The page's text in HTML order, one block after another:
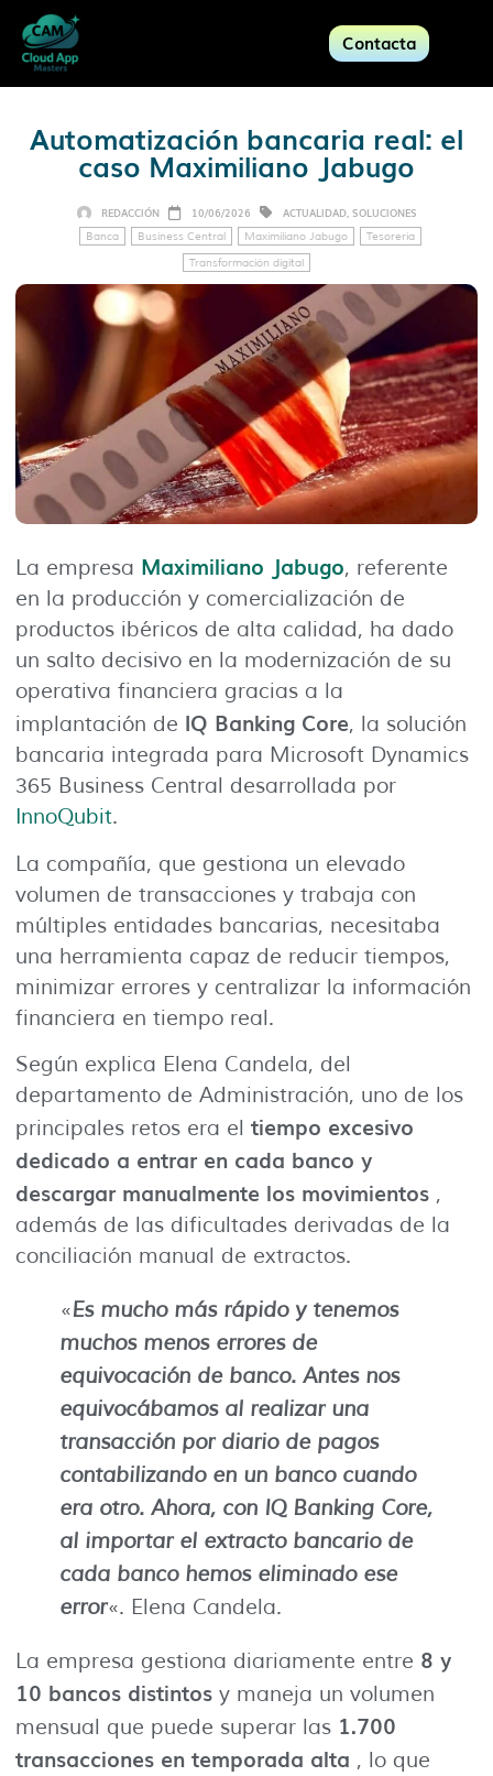
Contacta
Automatización bancaria real: el
caso Maximiliano Jabugo
REDACCIÓN 10/06/2026 ACTUALIDAD, SOLUCIONES
Banca Business Central Maximiliano Jabugo
Tesorería
Transformación digital
La empresa Maximiliano Jabugo, referente
en la producción y comercialización de
productos ibéricos de alta calidad, ha dado
un salto decisivo en la modernización de su
operativa financiera gracias a la
implantación de IQ Banking Core, la solución
bancaria integrada para Microsoft Dynamics
365 Business Central desarrollada por
InnoQubit.
La compañía, que gestiona un elevado
volumen de transacciones y trabaja con
múltiples entidades bancarias, necesitaba
una herramienta capaz de reducir tiempos,
minimizar errores y centralizar la información
financiera en tiempo real.
Según explica Elena Candela, del
departamento de Administración, uno de los
principales retos era el tiempo excesivo
dedicado a entrar en cada banco y
descargar manualmente los movimientos ,
además de las dificultades derivadas de la
conciliación manual de extractos.
«Es mucho más rápido y tenemos
muchos menos errores de
equivocación de banco. Antes nos
equivocábamos al realizar una
transacción por diario de pagos
contabilizando en un banco cuando
era otro. Ahora, con IQ Banking Core,
al importar el extracto bancario de
cada banco hemos eliminado ese
error«. Elena Candela.
La empresa gestiona diariamente entre 8 y
10 bancos distintos y maneja un volumen
mensual que puede superar las 1.700
transacciones en temporada alta , lo que